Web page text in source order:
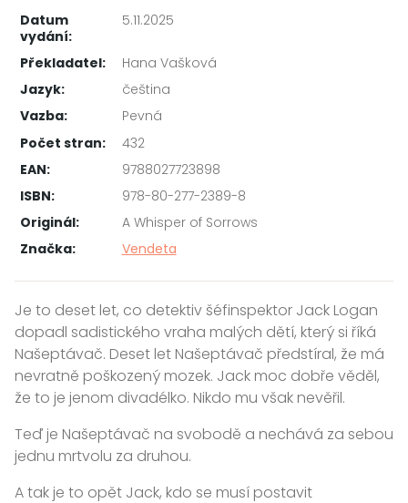
Datum
vydání:
5.11.2025
Překladatel:
Hana Vašková
Jazyk:
čeština
Vazba:
Pevná
Počet stran:
432
EAN:
9788027723898
ISBN:
978-80-277-2389-8
Originál:
A Whisper of Sorrows
Značka:
Vendeta
Je to deset let, co detektiv šéfinspektor Jack Logan
dopadl sadistického vraha malých dětí, který si říká
Našeptávač. Deset let Našeptávač předstíral, že má
nevratně poškozený mozek. Jack moc dobře věděl,
že to je jenom divadélko. Nikdo mu však nevěřil.
Teď je Našeptávač na svobodě a nechává za sebou
jednu mrtvolu za druhou.
A tak je to opět Jack, kdo se musí postavit